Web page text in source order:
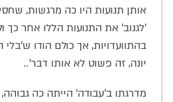
אותן תנועות היו כה מרגשות,
'לגנוב' את התנועות הללו אחר כך
בהתוועדויות, אך כולם הודו
יונה, זה פשוט לא אותו דבר'..
מדרגתו ב'עבודה' הייתה כה